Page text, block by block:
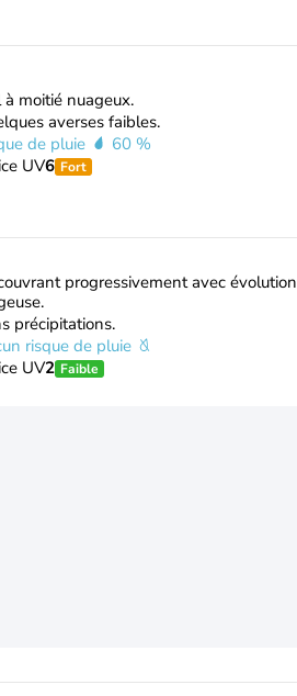
à moitié nuageux.
averses faibles.
de pluie
60 %
UV6 Fort
progressivement avec évolution
précipitations.
risque de pluie
UV2 Faible